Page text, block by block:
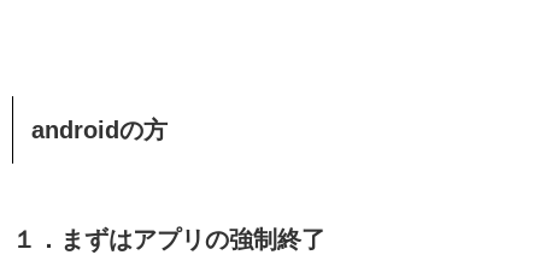
androidの方
１．まずはアプリの強制終了